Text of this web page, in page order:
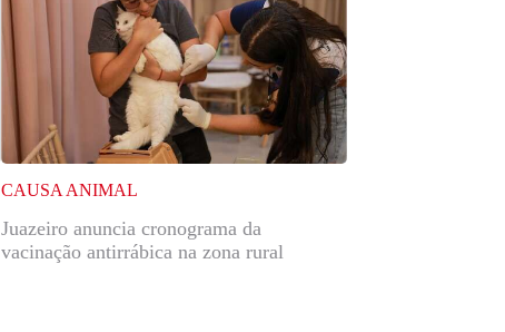
CAUSA ANIMAL
Juazeiro anuncia cronograma da
vacinação antirrábica na zona rural